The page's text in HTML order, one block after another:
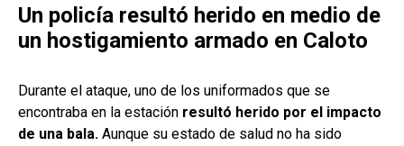
Un policía resultó herido en medio de
un hostigamiento armado en Caloto
Durante el ataque, uno de los uniformados que se
encontraba en la estación resultó herido por el impacto
de una bala. Aunque su estado de salud no ha sido